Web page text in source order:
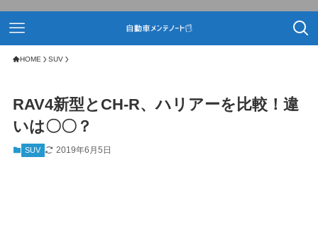
HOME SUV
RAV4新型とCH-R、ハリアーを比較！違
いは〇〇？
SUV 2019年6月5日